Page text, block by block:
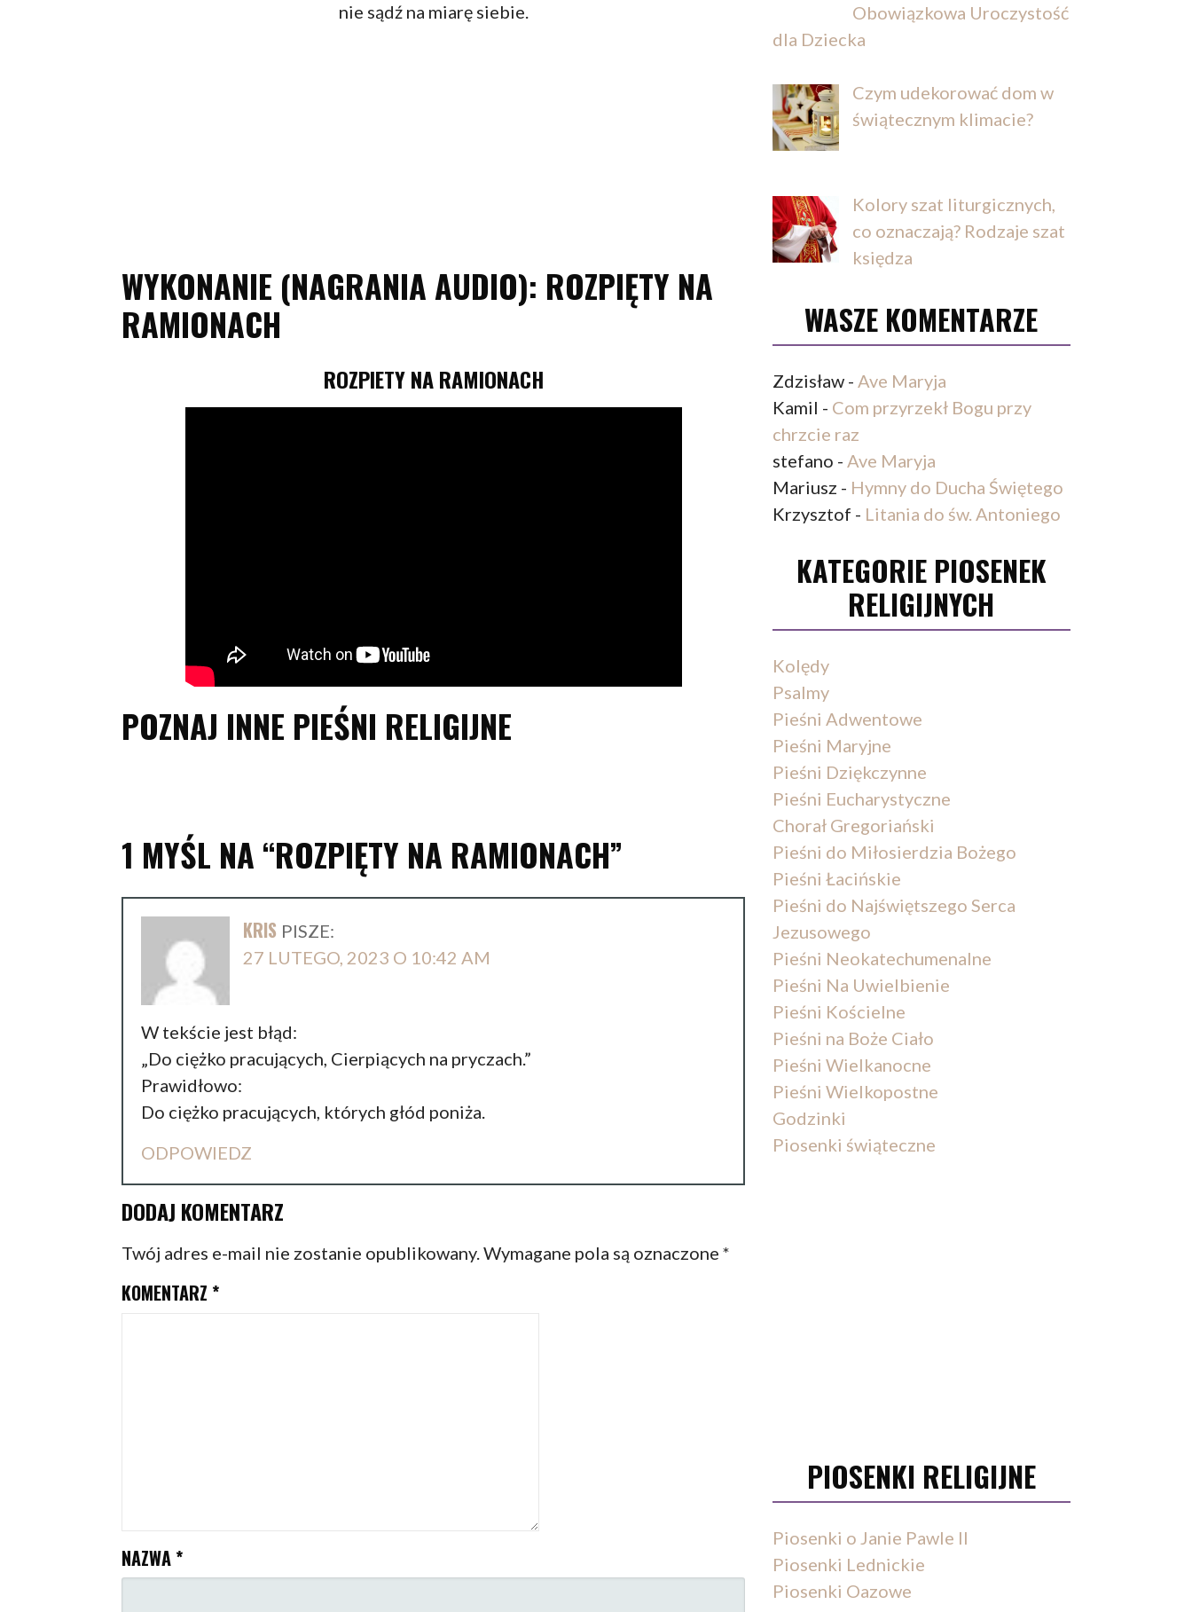
nie sądź na miarę siebie.
WYKONANIE (NAGRANIA AUDIO): ROZPIĘTY NA
RAMIONACH
ROZPIETY NA RAMIONACH
POZNAJ INNE PIEŚNI RELIGIJNE
1 MYŚL NA “ROZPIĘTY NA RAMIONACH”
KRIS PISZE:
27 LUTEGO, 2023 O 10:42 AM
W tekście jest błąd:
„Do ciężko pracujących, Cierpiących na pryczach.”
Prawidłowo:
Do ciężko pracujących, których głód poniża.
ODPOWIEDZ
DODAJ KOMENTARZ
Twój adres e-mail nie zostanie opublikowany.Wymagane pola są oznaczone*
KOMENTARZ *
NAZWA *
Obowiązkowa Uroczystość
dla Dziecka
Czym udekorować dom w
świątecznym klimacie?
Kolory szat liturgicznych,
co oznaczają? Rodzaje szat
księdza
WASZE KOMENTARZE
Zdzisław- Ave Maryja
Kamil - Com przyrzekł Bogu przy
chrzcie raz
stefano - Ave Maryja
Mariusz - Hymny do Ducha Świętego
Krzysztof - Litania do św. Antoniego
KATEGORIE PIOSENEK
RELIGIJNYCH
Kolędy
Psalmy
Pieśni Adwentowe
Pieśni Maryjne
Pieśni Dziękczynne
Pieśni Eucharystyczne
Chorał Gregoriański
Pieśni do Miłosierdzia Bożego
Pieśni Łacińskie
Pieśni do Najświętszego Serca
Jezusowego
Pieśni Neokatechumenalne
Pieśni Na Uwielbienie
Pieśni Kościelne
Pieśni na Boże Ciało
Pieśni Wielkanocne
Pieśni Wielkopostne
Godzinki
Piosenki świąteczne
PIOSENKI RELIGIJNE
Piosenki o Janie Pawle II
Piosenki Lednickie
Piosenki Oazowe